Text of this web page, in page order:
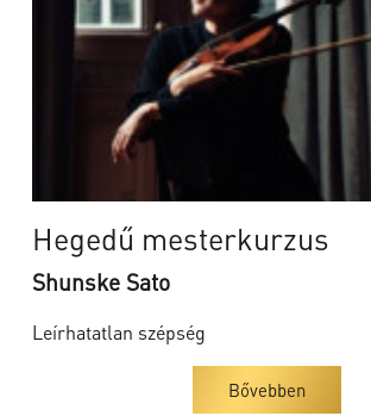
Hegedű mesterkurzus
Shunske Sato
Leírhatatlan szépség
Bővebben